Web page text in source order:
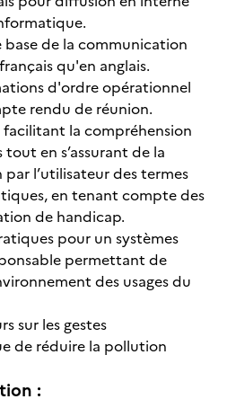
base de la communication
qu'en anglais.
d'ordre opérationnel
rendu de réunion.
la compréhension
en s’assurant de la
l’utilisateur des termes
en tenant compte des
de handicap.
pour un systèmes
permettant de
des usages du
sur les gestes
de réduire la pollution
: